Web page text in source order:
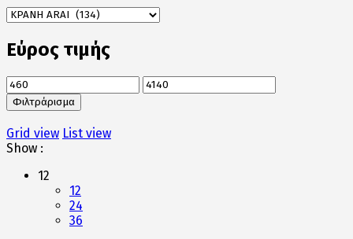
Εύρος τιμής
Ελάχιστη
τιμή
Μέγιστη
τιμή
Φιλτράρισμα
Grid view List view
Show :
12
12
24
36